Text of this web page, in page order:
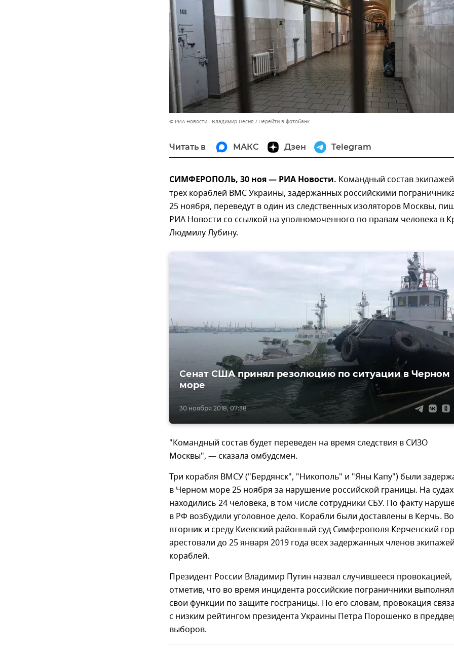
© РИА Новости . Владимир Песня Перейти в фотобанк
Читать в МАКС Дзен Telegram
СИМФЕРОПОЛЬ, 30 ноя — РИА Новости. Командный состав экипажей
трех кораблей ВМС Украины, задержанных российскими
25 ноября, переведут в один из следственных изоляторов Москвы,
РИА Новости со ссылкой на уполномоченного по правам человека в
Людмилу Лубину.
30 ноября 2018, 07:38
Сенат США принял резолюцию по ситуации в Черном
море
"Командный состав будет переведен на время следствия в СИЗО
Москвы", — сказала омбудсмен.
Три корабля ВМСУ ("Бердянск", "Никополь" и "Яны Капу") были
в Черном море 25 ноября за нарушение российской границы. На судах
находились 24 человека, в том числе сотрудники СБУ. По факту
в РФ возбудили уголовное дело. Корабли были доставлены в Керчь. Во
вторник и среду Киевский районный суд Симферополя Керченский
арестовали до 25 января 2019 года всех задержанных членов экипажей
кораблей.
Президент России Владимир Путин назвал случившееся провокацией,
отметив, что во время инцидента российские пограничники
свои функции по защите госграницы. По его словам, провокация
с низким рейтингом президента Украины Петра Порошенко в
выборов.